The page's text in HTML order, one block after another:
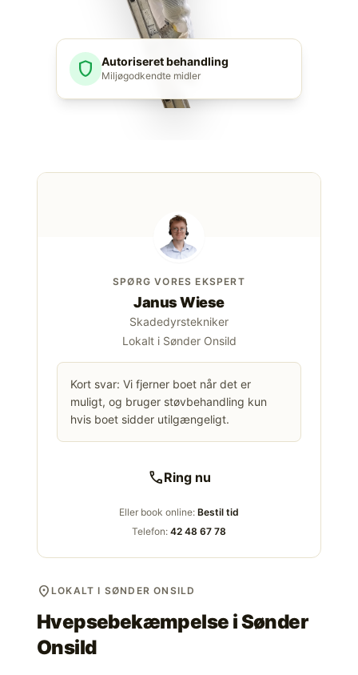
shield Autoriseret behandling
Miljøgodkendte midler
SPØRG VORES EKSPERT
Janus Wiese
Skadedyrstekniker
Lokalt i Sønder Onsild
Kort svar: Vi fjerner boet når det er
muligt, og bruger støvbehandling kun
hvis boet sidder utilgængeligt.
callRing nu
Eller book online: Bestil tid
Telefon: 42 48 67 78
location_on LOKALT I SØNDER ONSILD
Hvepsebekæmpelse iSønder
Onsild